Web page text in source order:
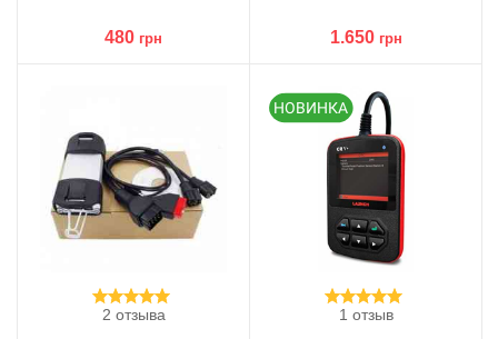
480 грн 1.650 грн
2 отзыва 1 отзыв